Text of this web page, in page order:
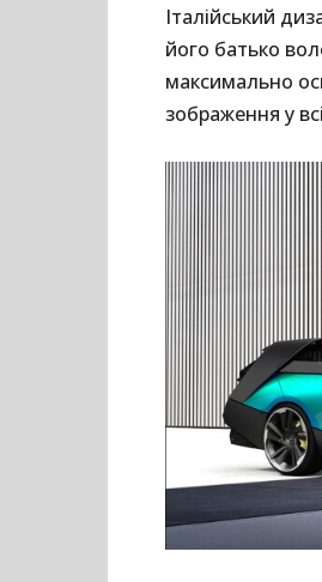
Італійський
його батько
максимально
зображення у